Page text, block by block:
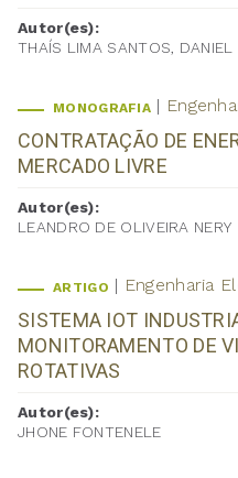
Autor(es):
THAÍS LIMA SANTOS,
MONOGRAFIA
CONTRATAÇÃO DE
MERCADO LIVRE
Autor(es):
LEANDRO DE OLIVEIRA NERY
ARTIGO Engenharia
SISTEMA IOT
MONITORAMENTO DE
ROTATIVAS
Autor(es):
JHONE FONTENELE